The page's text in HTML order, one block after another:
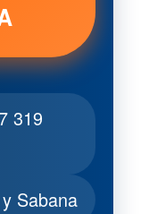
319
Sabana